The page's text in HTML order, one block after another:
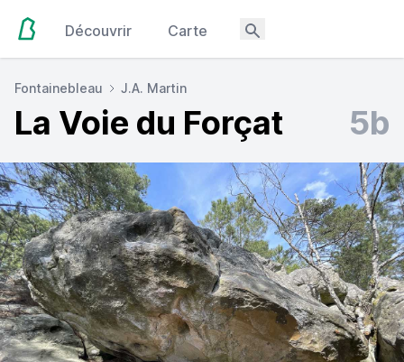
Découvrir Carte
Fontainebleau J.A. Martin
La Voie du Forçat 5b